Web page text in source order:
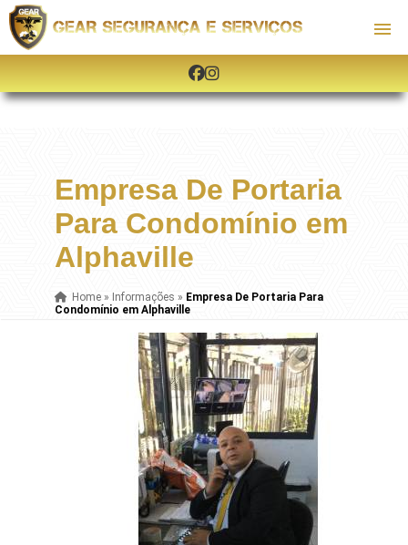
Empresa De Portaria
Para Condomínio em
Alphaville
Home» Informações » Empresa De Portaria Para
Condomínio em Alphaville